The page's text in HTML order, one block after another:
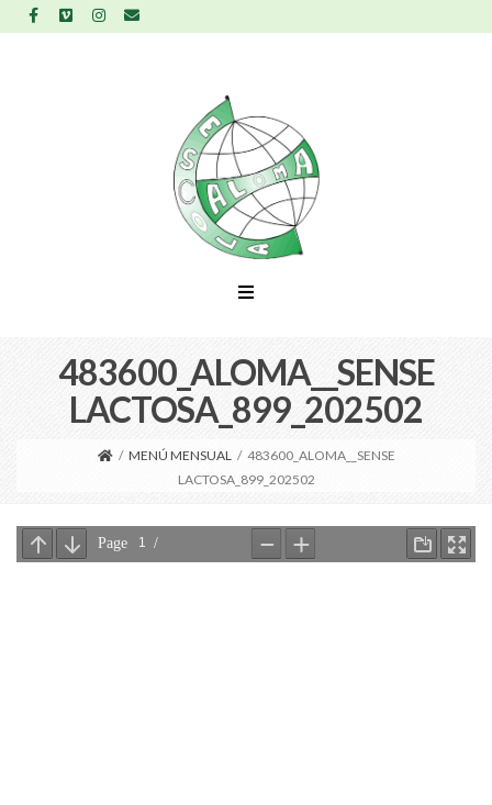
483600_ALOMA__SENSE
LACTOSA_899_202502
/ MENÚ MENSUAL / 483600_ALOMA__SENSE
LACTOSA_899_202502